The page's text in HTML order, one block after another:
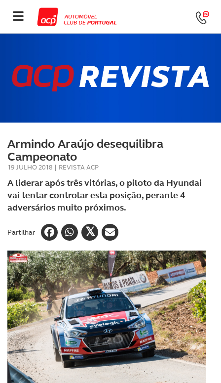
Armindo Araújo desequilibra
Campeonato
19 JULHO 2018 | REVISTA ACP
A liderar após três vitórias, o piloto da Hyundai
vai tentar controlar esta posição, perante 4
adversários muito próximos.
Partilhar